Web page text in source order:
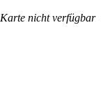
Karte nicht verfügbar